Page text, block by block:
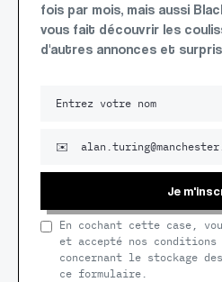
fois par mois, mais aussi
vous fait découvrir les
d'autres annonces et
Je
En cochant cette case,
et accepté nos
concernant le stockage
ce formulaire.